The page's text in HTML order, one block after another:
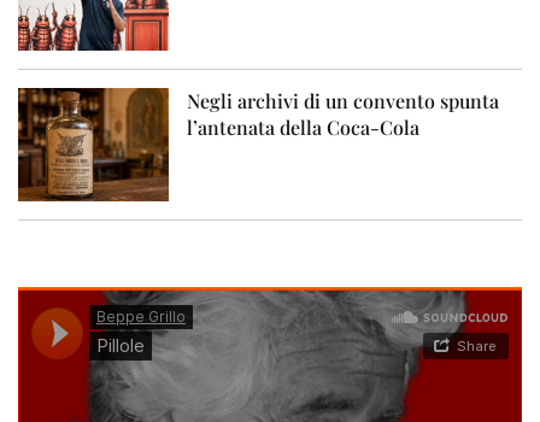
Negli archivi di un convento spunta
l’antenata della Coca-Cola